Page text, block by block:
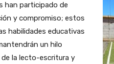
han participado de
y compromiso; estos
habilidades educativas
un hilo
la lecto-escritura y